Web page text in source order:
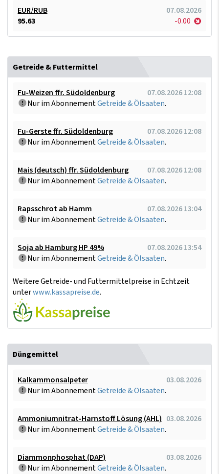
EUR/RUB
07.08.2026
95.63
-0.00
Getreide & Futtermittel
Fu-Weizen ffr. Südoldenburg
07.08.2026 12:08
Nur im AbonnementGetreide & Ölsaaten.
Fu-Gerste ffr. Südoldenburg
07.08.2026 12:08
Nur im AbonnementGetreide & Ölsaaten.
Mais (deutsch) ffr. Südoldenburg
07.08.2026 12:08
Nur im AbonnementGetreide & Ölsaaten.
Rapsschrot ab Hamm
07.08.2026 13:04
Nur im AbonnementGetreide & Ölsaaten.
Soja ab Hamburg HP 49%
07.08.2026 13:54
Nur im AbonnementGetreide & Ölsaaten.
Weitere Getreide- und Futtermittelpreise in Echtzeit
unterwww.kassapreise.de.
Düngemittel
Kalkammonsalpeter
03.08.2026
Nur im AbonnementGetreide & Ölsaaten.
Ammoniumnitrat-Harnstoff Lösung (AHL) 03.08.2026
Nur im AbonnementGetreide & Ölsaaten.
Diammonphosphat (DAP)
03.08.2026
Nur im AbonnementGetreide & Ölsaaten.